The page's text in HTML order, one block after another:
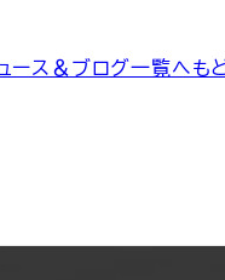
ース＆ブログ一覧へも